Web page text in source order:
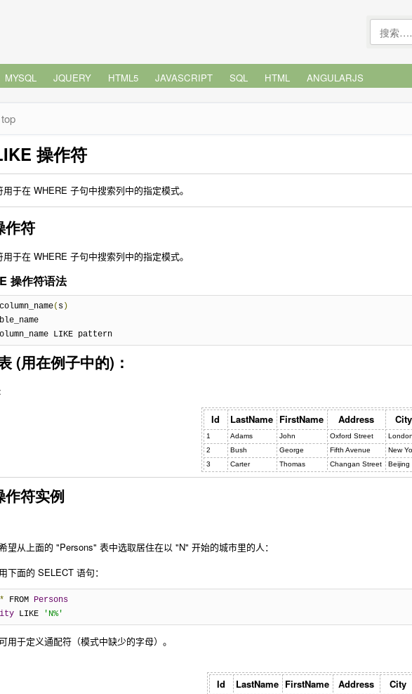
MYSQL JQUERY HTML5 JAVASCRIPT SQL HTML ANGULARJS
操作符
于在 WHERE 子句中搜索列中的指定模式。
作符
于在 WHERE 子句中搜索列中的指定模式。
操作符语法
( s)
LIKE pattern
(用在例子中的)：
Id LastName FirstName Address City
1 Adams John Oxford Street
2
Bush George Fifth Avenue
New
3
Carter Thomas Changan Street Beijing
作符实例
望从上面的 "Persons" 表中选取居住在以 "N" 开始的城市里的人：
下面的 SELECT 语句：
* FROM Persons
LIKE 'N%'
用于定义通配符（模式中缺少的字母）。
Id LastName FirstName Address City